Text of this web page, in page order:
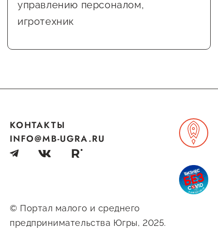
управлению персоналом,
игротехник
© Портал малого и среднего
предпринимательства Югры, 2025.
КОНТАКТЫ
INFO@MB-UGRA.RU